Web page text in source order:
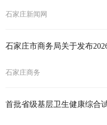
石家庄新闻网
石家庄商务